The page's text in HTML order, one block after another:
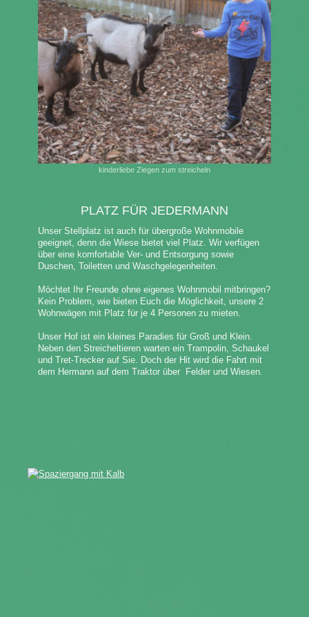
kinderliebe Ziegen zum streicheln
PLATZ FÜR JEDERMANN
Unser Stellplatz ist auch für übergroße Wohnmobile
geeignet, denn die Wiese bietet viel Platz. Wir verfügen
über eine komfortable Ver- und Entsorgung sowie
Duschen, Toiletten und Waschgelegenheiten.
Möchtet Ihr Freunde ohne eigenes Wohnmobil mitbringen?
Kein Problem, wie bieten Euch die Möglichkeit, unsere 2
Wohnwägen mit Platz für je 4 Personen zu mieten.
Unser Hof ist ein kleines Paradies für Groß und Klein.
Neben den Streicheltieren warten ein Trampolin, Schaukel
und Tret-Trecker auf Sie. Doch der Hit wird die Fahrt mit
dem Hermann auf dem Traktor über Felder und Wiesen.